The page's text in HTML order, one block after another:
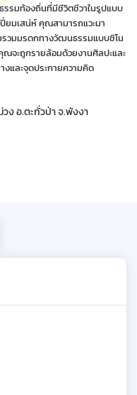
รมท้องถิ่นที่มีชีวิตชีวาในรูปแบบ
ยมเสน่ห์ คุณสามารถแวะมา
วมมรดกทางวัฒนธรรมแบบชิโน
ณจะถูกรายล้อมด้วยงานศิลปะและ
และจุดประกายความคิด
ง อ.ตะกั่วป่า จ.พังงา